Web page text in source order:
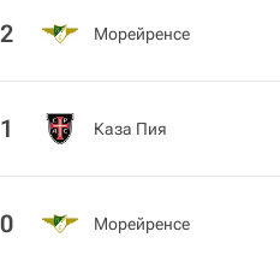
2 Морейренсе
1 Каза Пия
0 Морейренсе